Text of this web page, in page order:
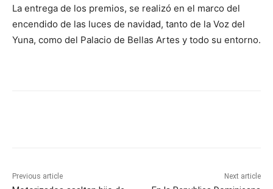
La entrega de los premios, se realizó en el marco del
encendido de las luces de navidad, tanto de la Voz del
Yuna, como del Palacio de Bellas Artes y todo su entorno.
Previous article Next article